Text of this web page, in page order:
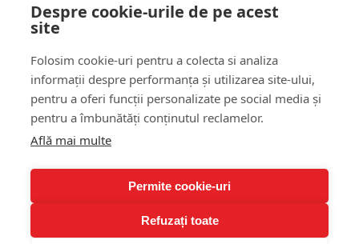
Despre cookie-urile de pe acest
site
Folosim cookie-uri pentru a colecta si analiza
informații despre performanța și utilizarea site-ului,
pentru a oferi funcții personalizate pe social media și
pentru a îmbunătăți conținutul reclamelor.
Află mai multe
Permite cookie-uri
Refuzați toate
Plăți online sigure